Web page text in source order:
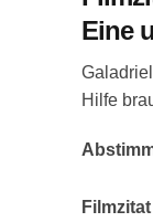
Eine
Hilfe